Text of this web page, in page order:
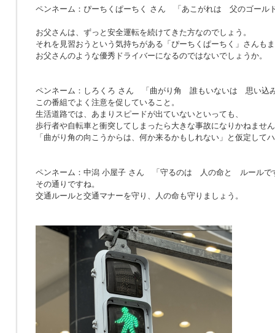
ペンネーム：ぴーちくぱーちく さん 「あこがれは 父のゴール
お父さんは、ずっと安全運転を続けてきた方なのでしょう。
それを見習おうという気持ちがある「ぴーちくぱーちく」さんも
お父さんのような優秀ドライバーになるのではないでしょうか。
ペンネーム：しろくろ さん
「曲がり角 誰もいないは 思い込
この番組でよく注意を促していること。
生活道路では、あまりスピードが出ていないといっても、
歩行者や自転車と衝突してしまったら大きな事故になりかねませ
「曲がり角の向こうからは、何か来るかもしれない」と仮定して
ペンネーム：中潟 小屋子 さん 「 守るのは 人の命と ルールで
その通りですね。
交通ルールと交通マナーを守り、人の命も守りましょう。